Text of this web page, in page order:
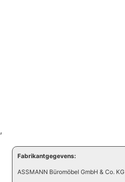
,
Fabrikantgegevens:
ASSMANN Büromöbel GmbH & Co. KG